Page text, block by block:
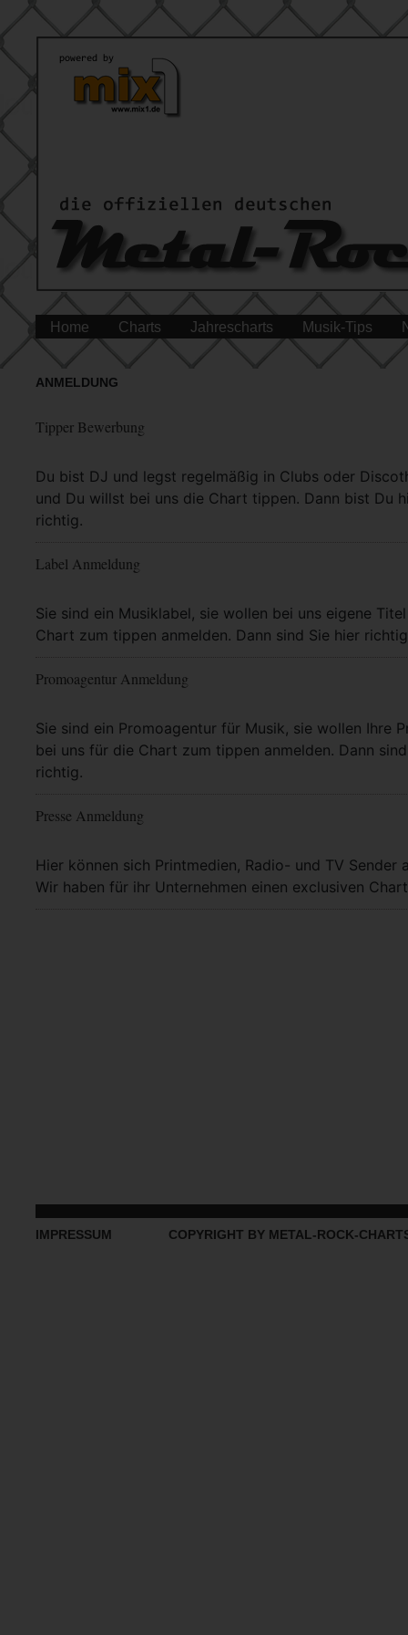
Home Charts Jahrescharts Musik-Tips
ANMELDUNG
Tipper Bewerbung
Du bist DJ und legst regelmäßig in Clubs oder
und Du willst bei uns die Chart tippen. Dann bist Du
richtig.
Mehr Info
Label Anmeldung
Sie sind ein Musiklabel, sie wollen bei uns eigene
Chart zum tippen anmelden. Dann sind Sie hier
Mehr Info
Promoagentur Anmeldung
Sie sind ein Promoagentur für Musik, sie wollen Ihre
bei uns für die Chart zum tippen anmelden. Dann
richtig.
Mehr Info
Presse Anmeldung
Hier können sich Printmedien, Radio- und TV Sender
Wir haben für ihr Unternehmen einen exclusiven
Mehr Info
IMPRESSUM COPYRIGHT BY METAL-ROCK-